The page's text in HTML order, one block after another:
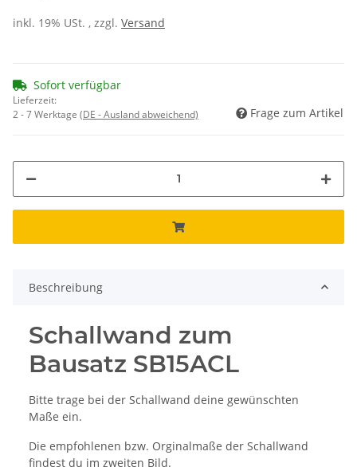
inkl. 19% USt. , zzgl. Versand
Sofort verfügbar
Lieferzeit:
2 - 7 Werktage (DE - Ausland abweichend) Frage zum Artikel
Beschreibung
Schallwand zum
Bausatz SB15ACL
Bitte trage bei der Schallwand deine gewünschten
Maße ein.
Die empfohlenen bzw. Orginalmaße der Schallwand
findest du im zweiten Bild.